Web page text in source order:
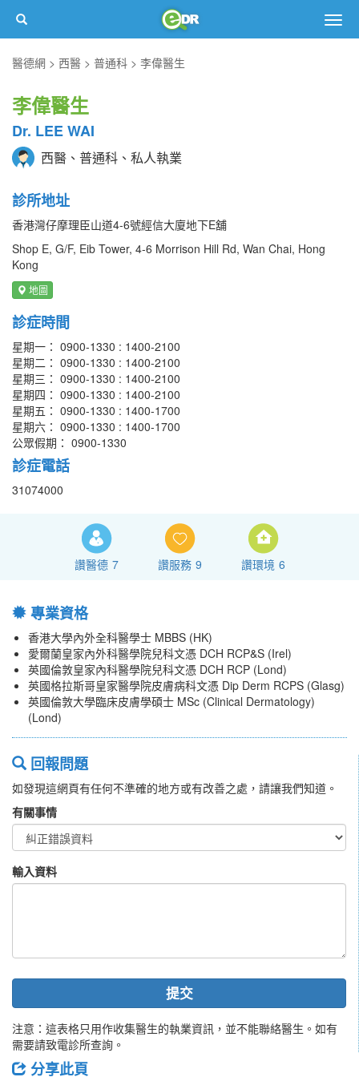
醫德網
西醫 普通科 李偉醫生
李偉醫生
Dr. LEE WAI
西醫、普通科、私人執業
診所地址
香港灣仔摩理臣山道4-6號經信大廈地下E舖
Shop E, G/F, Eib Tower, 4-6 Morrison Hill Rd, Wan Chai, Hong
Kong
地圖
診症時間
星期一： 0900-1330 : 1400-2100
星期二： 0900-1330 : 1400-2100
星期三： 0900-1330 : 1400-2100
星期四： 0900-1330 : 1400-2100
星期五： 0900-1330 : 1400-1700
星期六： 0900-1330 : 1400-1700
公眾假期： 0900-1330
診症電話
31074000
讚醫德 7 讚服務 9 讚環境 6
專業資格
香港大學內外全科醫學士 MBBS (HK)
愛爾蘭皇家內外科醫學院兒科文憑 DCH RCP&S (Irel)
英國倫敦皇家內科醫學院兒科文憑 DCH RCP (Lond)
英國格拉斯哥皇家醫學院皮膚病科文憑 Dip Derm RCPS (Glasg)
英國倫敦大學臨床皮膚學碩士 MSc (Clinical Dermatology)
(Lond)
回報問題
如發現這網頁有任何不準確的地方或有改善之處，請讓我們知道。
有關事情
輸入資料
提交
注意：這表格只用作收集醫生的執業資訊，並不能聯絡醫生。如有
需要請致電診所查詢。
分享此頁